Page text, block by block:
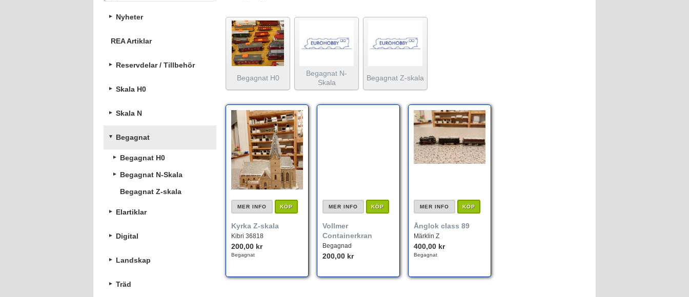
Nyheter
REA Artiklar
Reservdelar / Tillbehör
Skala H0
Skala N
Begagnat
Begagnat H0
Begagnat N-Skala
Begagnat Z-skala
Elartiklar
Digital
Landskap
Träd
Begagnat H0
Begagnat N-
Skala
Begagnat Z-skala
MER INFO KÖP
Kyrka Z-skala
Kibri 36818
200,00 kr
Begagnat
MER INFO KÖP
Vollmer
Containerkran
Begagnad
200,00 kr
MER INFO KÖP
Ånglok class 89
Märklin Z
400,00 kr
Begagnat